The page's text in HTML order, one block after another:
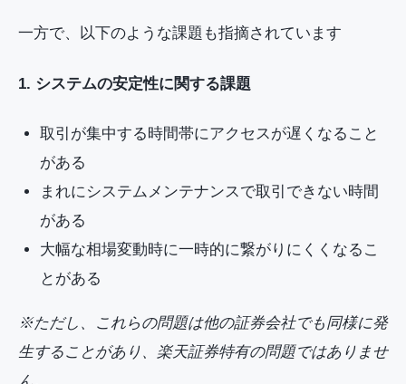
一方で、以下のような課題も指摘されています
1. システムの安定性に関する課題
取引が集中する時間帯にアクセスが遅くなること
がある
まれにシステムメンテナンスで取引できない時間
がある
大幅な相場変動時に一時的に繋がりにくくなるこ
とがある
※ただし、これらの問題は他の証券会社でも同様に発
生することがあり、楽天証券特有の問題ではありませ